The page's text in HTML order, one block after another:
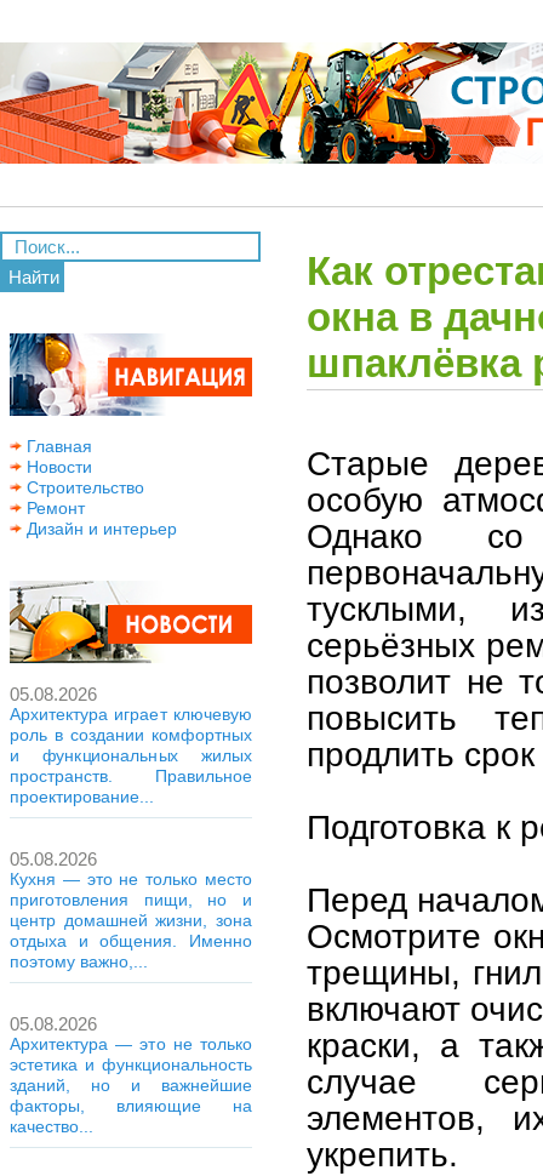
Найти
Главная
Новости
Строительство
Ремонт
Дизайн и интерьер
05.08.2026
Архитектура играет ключевую
роль в создании комфортных
и функциональных жилых
пространств. Правильное
проектирование...
05.08.2026
Кухня — это не только место
приготовления пищи, но и
центр домашней жизни, зона
отдыха и общения. Именно
поэтому важно,...
05.08.2026
Архитектура — это не только
эстетика и функциональность
зданий, но и важнейшие
факторы, влияющие на
качество...
Как
окна в
шпаклёвка
Старые
особую
Однако
тусклыми,
серьёзных
позволит не
повысить
продлить
Подготовка к
Перед
Осмотрите
трещины,
включают
краски, а
случае
элементов,
укрепить.